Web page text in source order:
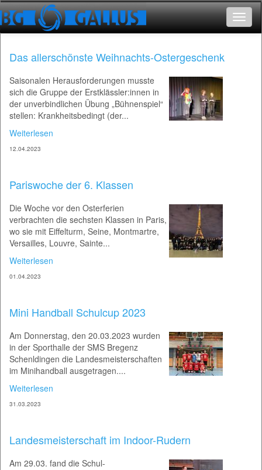
Toggle
Das allerschönste Weihnachts-Ostergeschenk
Saisonalen Herausforderungen musste
sich die Gruppe der Erstklässler:innen in
der unverbindlichen Übung „Bühnenspiel“
stellen: Krankheitsbedingt (der...
Weiterlesen
12.04.2023
Pariswoche der 6. Klassen
Die Woche vor den Osterferien
verbrachten die sechsten Klassen in Paris,
wo sie mit Eiffelturm, Seine, Montmartre,
Versailles, Louvre, Sainte...
Weiterlesen
01.04.2023
Mini Handball Schulcup 2023
Am Donnerstag, den 20.03.2023 wurden
in der Sporthalle der SMS Bregenz
Schenldingen die Landesmeisterschaften
im Minihandball ausgetragen....
Weiterlesen
31.03.2023
Landesmeisterschaft im Indoor-Rudern
Am 29.03. fand die Schul-